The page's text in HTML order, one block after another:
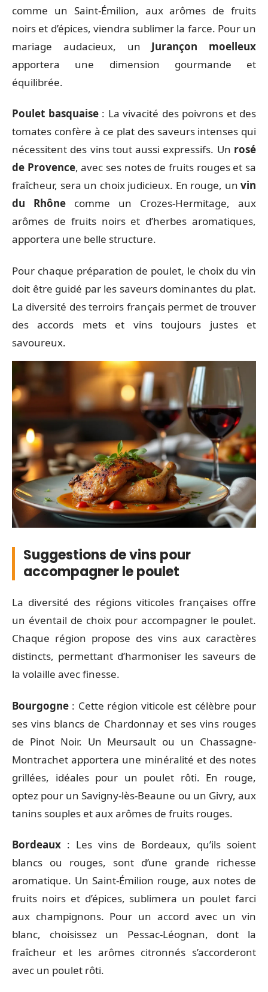
comme un Saint-Émilion, aux arômes de fruits
noirs et d’épices, viendra sublimer la farce. Pour un
mariage audacieux, un Jurançon moelleux
apportera une dimension gourmande et
équilibrée.
Poulet basquaise: La vivacité des poivrons et des
tomates confère à ce plat des saveurs intenses qui
nécessitent des vins tout aussi expressifs. Un rosé
de Provence, avec ses notes de fruits rouges et sa
fraîcheur, sera un choix judicieux. En rouge, un vin
du Rhône comme un Crozes-Hermitage, aux
arômes de fruits noirs et d’herbes aromatiques,
apportera une belle structure.
Pour chaque préparation de poulet, le choix du vin
doit être guidé par les saveurs dominantes du plat.
La diversité des terroirs français permet de trouver
des accords mets et vins toujours justes et
savoureux.
Suggestions de vins pour
accompagner le poulet
La diversité des régions viticoles françaises offre
un éventail de choix pour accompagner le poulet.
Chaque région propose des vins aux caractères
distincts, permettant d’harmoniser les saveurs de
la volaille avec finesse.
Bourgogne : Cette région viticole est célèbre pour
ses vins blancs de Chardonnay et ses vins rouges
de Pinot Noir. Un Meursault ou un Chassagne-
Montrachet apportera une minéralité et des notes
grillées, idéales pour un poulet rôti. En rouge,
optez pour un Savigny-lès-Beaune ou un Givry, aux
tanins souples et aux arômes de fruits rouges.
Bordeaux : Les vins de Bordeaux, qu’ils soient
blancs ou rouges, sont d’une grande richesse
aromatique. Un Saint-Émilion rouge, aux notes de
fruits noirs et d’épices, sublimera un poulet farci
aux champignons. Pour un accord avec un vin
blanc, choisissez un Pessac-Léognan, dont la
fraîcheur et les arômes citronnés s’accorderont
avec un poulet rôti.